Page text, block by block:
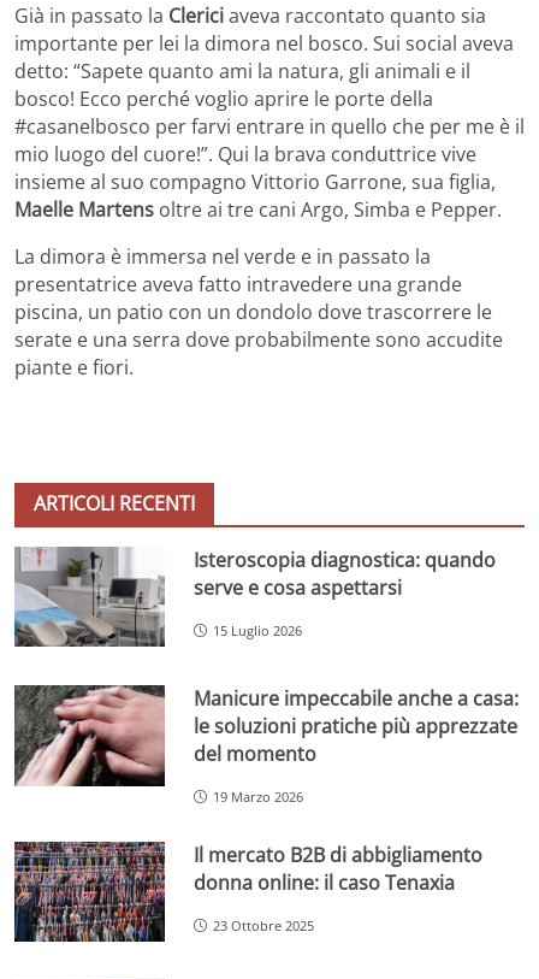
Già in passato la Clericiaveva raccontato quanto sia
importante per lei la dimora nel bosco. Sui social aveva
detto: “Sapete quanto ami la natura, gli animali e il
bosco! Ecco perché voglio aprire le porte della
#casanelbosco per farvi entrare in quello che per me è il
mio luogo del cuore!”. Qui la brava conduttrice vive
insieme al suo compagno Vittorio Garrone, sua figlia,
Maelle Martens oltre ai tre cani Argo, Simba e Pepper.
La dimora è immersa nel verde e in passato la
presentatrice aveva fatto intravedere una grande
piscina, un patio con un dondolo dove trascorrere le
serate e una serra dove probabilmente sono accudite
piante e fiori.
ARTICOLI RECENTI
Isteroscopia diagnostica: quando
serve e cosa aspettarsi
15 Luglio 2026
Manicure impeccabile anche a casa:
le soluzioni pratiche più apprezzate
del momento
19 Marzo 2026
Il mercato B2B di abbigliamento
donna online: il caso Tenaxia
23 Ottobre 2025